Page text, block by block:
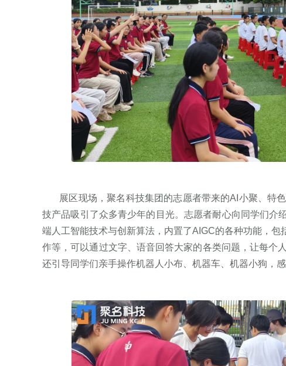
展区现场，聚名科技集团的志愿者带来的AI小聚、特
技产品吸引了众多青少年的目光。志愿者耐心向同学们介
端人工智能技术与创新算法，内置了AIGC的各种功能，包
作等，可以通过文字、语音回答大家的各类问题，让每个
还引导同学们亲手操作机器人小布、机器车、机器小狗，